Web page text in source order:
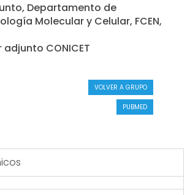
Departamento de
Molecular y Celular, FCEN,
CONICET
PUBMED
VOLVER A GRUPO